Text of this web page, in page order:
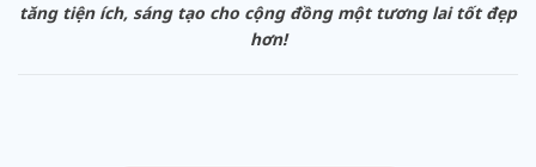
tăng tiện ích, sáng tạo cho cộng đồng một tương lai tốt đẹp
hơn!